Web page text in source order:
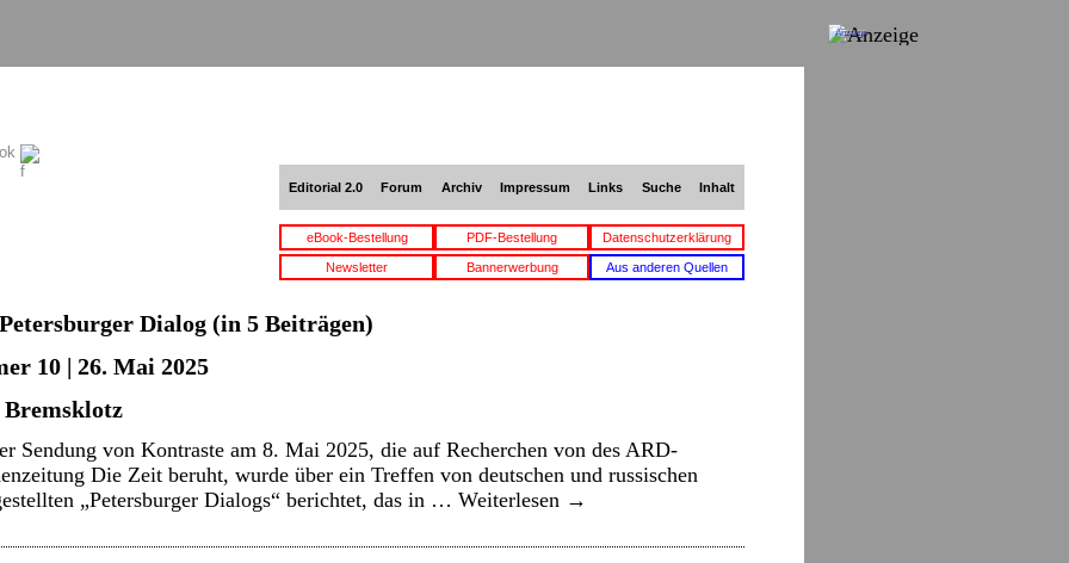
Editorial 2.0 Forum Archiv Impressum Links Suche Inhalt
eBook-Bestellung PDF-Bestellung Datenschutzerklärung
Newsletter Bannerwerbung Aus anderen Quellen
Petersburger Dialog (in 5 Beiträgen)
10 | 26. Mai 2025
Bremsklotz
Sendung von Kontraste am 8. Mai 2025, die auf Recherchen von des ARD-
Die Zeit beruht, wurde über ein Treffen von deutschen und russischen
„Petersburger Dialogs“ berichtet, das in … Weiterlesen →
Anzeige